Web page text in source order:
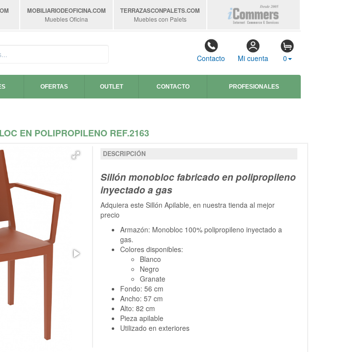
MOBILIARIODEOFICINA.COM
Muebles Oficina
TERRAZASCONPALETS.COM
Muebles con Palets
Contacto Mi cuenta 0
OFERTAS OUTLET CONTACTO PROFESIONALES
EN POLIPROPILENO REF.2163
DESCRIPCIÓN
Sillón monobloc fabricado en polipropileno
inyectado a gas
Adquiera este Sillón Apilable, en nuestra tienda al mejor
precio
Armazón: Monobloc 100% polipropileno inyectado a
gas.
Colores disponibles:
Blanco
Negro
Granate
Fondo: 56 cm
Ancho: 57 cm
Alto: 82 cm
Pieza apilable
Utilizado en exteriores